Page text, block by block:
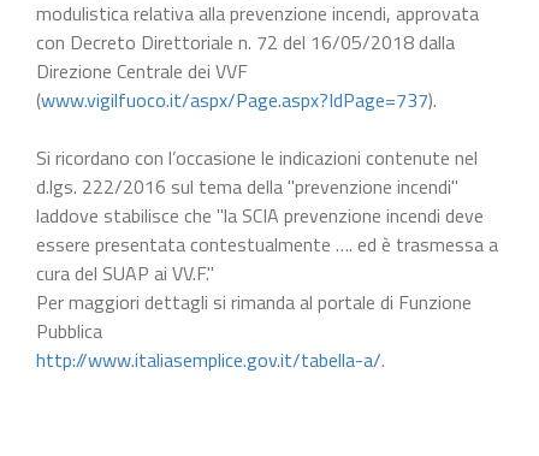
modulistica relativa alla prevenzione incendi, approvata
con Decreto Direttoriale n. 72 del 16/05/2018 dalla
Direzione Centrale dei VVF
(www.vigilfuoco.it/aspx/Page.aspx?IdPage=737).
Si ricordano con l’occasione le indicazioni contenute nel
d.lgs. 222/2016 sul tema della "prevenzione incendi"
laddove stabilisce che "la SCIA prevenzione incendi deve
essere presentata contestualmente …. ed è trasmessa a
cura del SUAP ai VV.F."
Per maggiori dettagli si rimanda al portale di Funzione
Pubblica
http://www.italiasemplice.gov.it/tabella-a/.